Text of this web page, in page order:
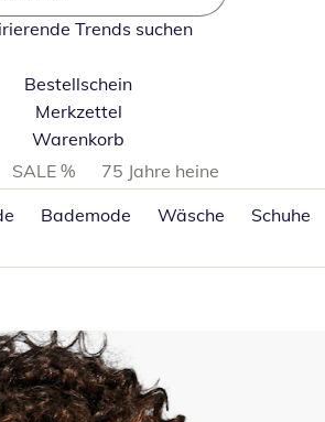
Trends suchen
Bestellschein
Merkzettel
Warenkorb
SALE %
75 Jahre heine
Bademode Wäsche Schuhe